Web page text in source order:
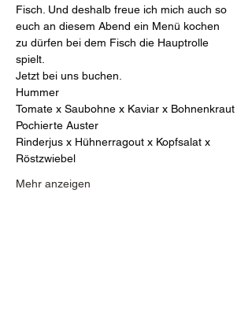
Fisch. Und deshalb freue ich mich auch so
euch an diesem Abend ein Menü kochen
zu dürfen bei dem Fisch die Hauptrolle
spielt.
Jetzt bei uns buchen.
Hummer
Tomate x Saubohne x Kaviar x Bohnenkraut
Pochierte Auster
Rinderjus x Hühnerragout x Kopfsalat x
Röstzwiebel
Mehr anzeigen